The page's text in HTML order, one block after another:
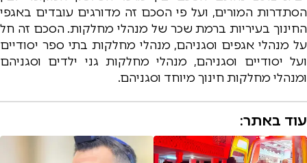
הסתדרות המורים, ועל פי הסכם זה מדורגים עובדים באגפי
החינוך בעיריות ברמת שכר של מנהלי מחלקות. הסכם זה חל
על מנהלי אגפים וסגניהם, מנהלי מחלקות בתי ספר יסודיים
ועל יסודיים וסגניהם, מנהלי מחלקות גני ילדים וסגניהם
ומנהלי מחלקות חינוך מיוחד וסגניהם.
עוד באתר: